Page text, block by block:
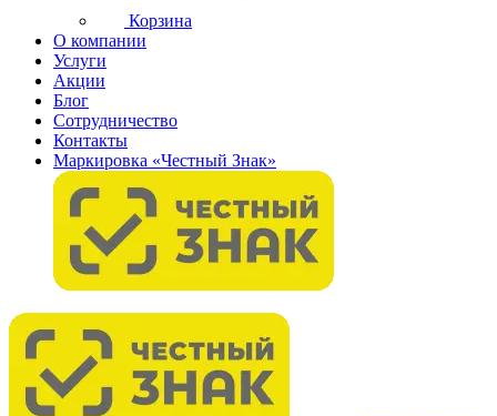
Корзина
О компании
Услуги
Акции
Блог
Сотрудничество
Контакты
Маркировка «Честный Знак»